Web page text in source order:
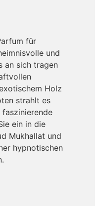
für
und
an sich tragen
Holz
strahlt es
faszinierende
ein in die
Mukhallat und
hypnotischen